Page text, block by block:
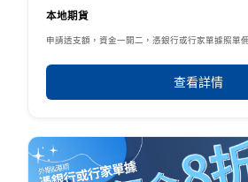
本地期貨
申請透支額，資金一開二，憑銀行或行家單據照單
查看詳情